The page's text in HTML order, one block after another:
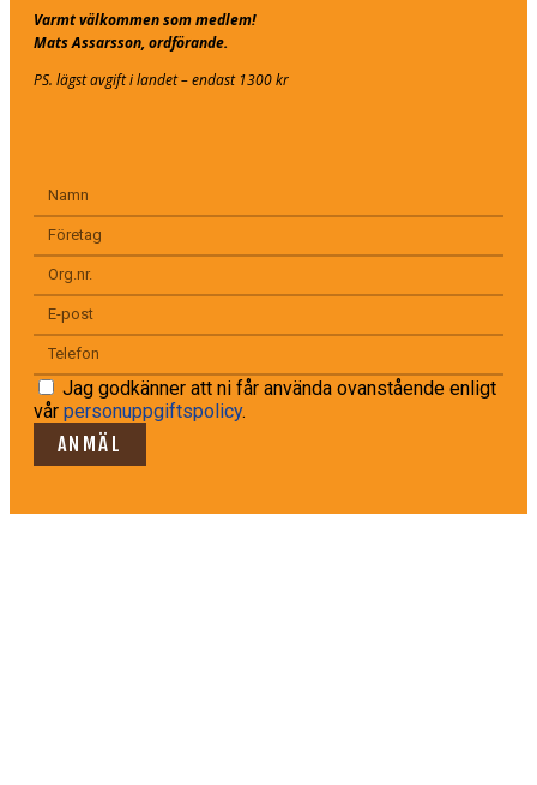
Varmt välkommen som medlem!
Mats Assarsson, ordförande.
PS. lägst avgift i landet – endast 1300 kr
Jag godkänner att ni får använda ovanstående enligt
vår personuppgiftspolicy.
ANMÄL